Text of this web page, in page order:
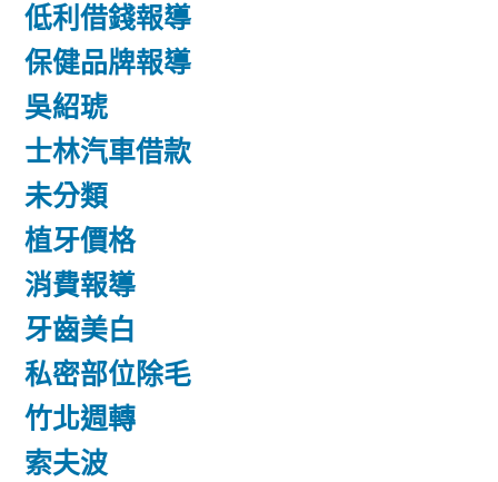
低利借錢報導
保健品牌報導
吳紹琥
士林汽車借款
未分類
植牙價格
消費報導
牙齒美白
私密部位除毛
竹北週轉
索夫波